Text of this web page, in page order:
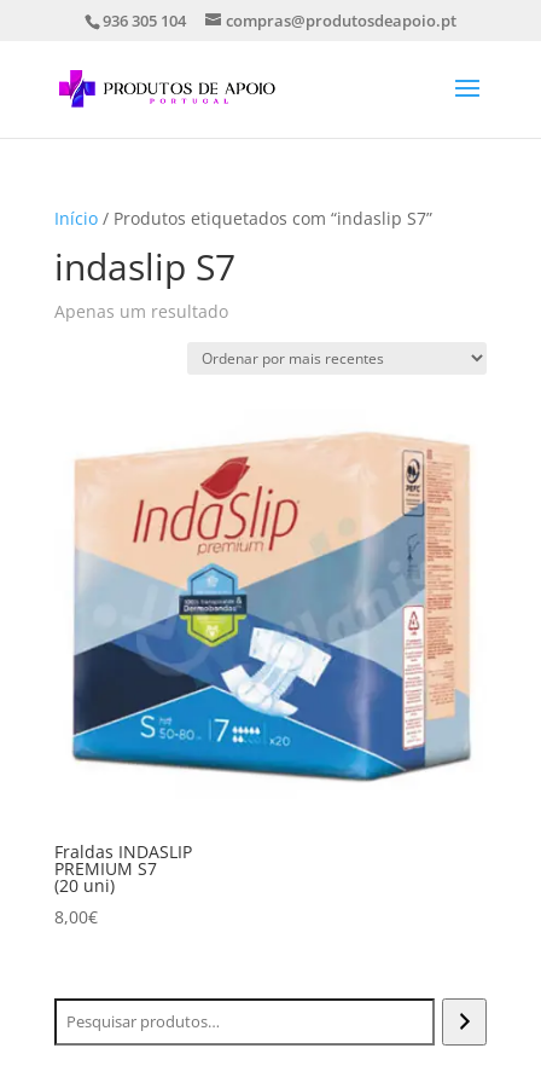
936 305 104 compras@produtosdeapoio.pt
Início/ Produtos etiquetados com “indaslip S7”
indaslip S7
Apenas um resultado
Fraldas INDASLIP
PREMIUM S7
(20 uni)
8,00€